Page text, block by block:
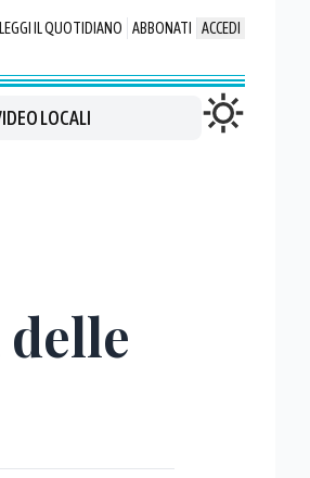
LEGGI IL QUOTIDIANO ABBONATI ACCEDI
LOCALI